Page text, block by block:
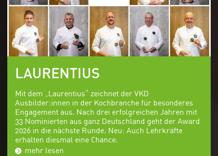
LAURENTIUS
Mit dem „Laurentius“ zeichnet der VKD
Ausbilder:innen in der Kochbranche für besonderes
Engagement aus. Nach drei erfolgreichen Jahren mit
33 Nominierten aus ganz Deutschland geht der Award
2026 in die nächste Runde. Neu: Auch Lehrkräfte
erhalten diesmal eine Chance.
mehr lesen